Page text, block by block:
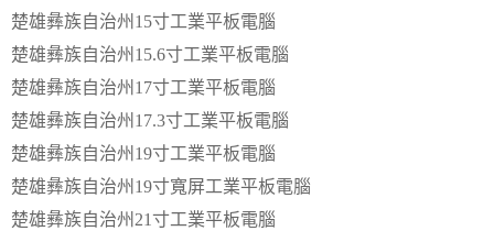
楚雄彝族自治州15寸工業平板電腦
楚雄彝族自治州15.6寸工業平板電腦
楚雄彝族自治州17寸工業平板電腦
楚雄彝族自治州17.3寸工業平板電腦
楚雄彝族自治州19寸工業平板電腦
楚雄彝族自治州19寸寬屏工業平板電腦
楚雄彝族自治州21寸工業平板電腦